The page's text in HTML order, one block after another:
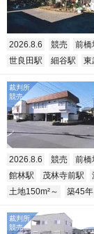
2026.8.6 競売 前橋
世良田駅
細谷駅 東
2026.8.6 競売 前橋
館林駅
茂林寺前駅
土地150m²～
築45年